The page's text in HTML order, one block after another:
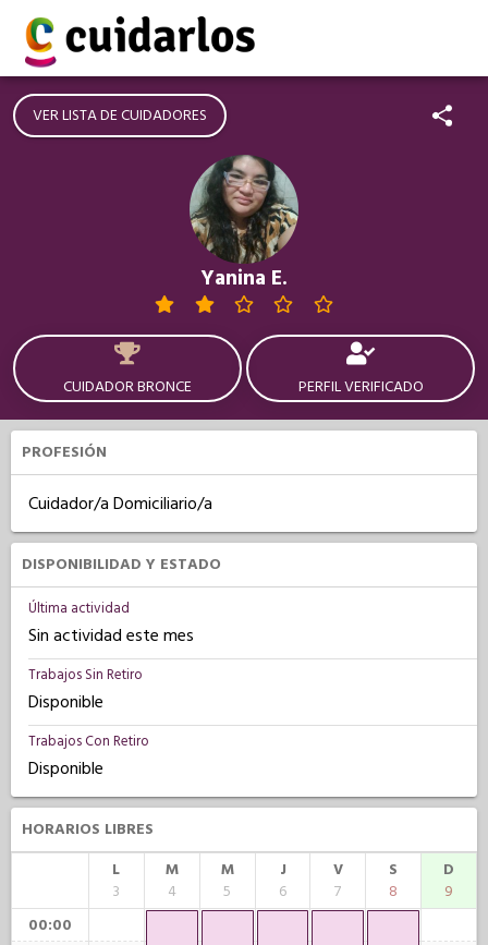
VER LISTA DE CUIDADORES
Yanina E.
CUIDADOR BRONCE PERFIL VERIFICADO
PROFESIÓN
Cuidador/a Domiciliario/a
DISPONIBILIDAD Y ESTADO
Última actividad
Sin actividad este mes
Trabajos Sin Retiro
Disponible
Trabajos Con Retiro
Disponible
HORARIOS LIBRES
L
3
M
4
M
5
J
6
V
7
S
8
D
9
00:00